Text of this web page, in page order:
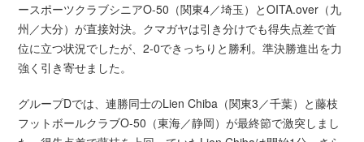
ースポーツクラブシニアO-50（関東4／埼玉）とOITA.over（九
州／大分）が直接対決。クマガヤは引き分けでも得失点差で首
位に立つ状況でしたが、2-0できっちりと勝利。準決勝進出を力
強く引き寄せました。
グループDでは、連勝同士のLien Chiba（関東3／千葉）と藤枝
フットボールクラブO-50（東海／静岡）が最終節で激突しまし